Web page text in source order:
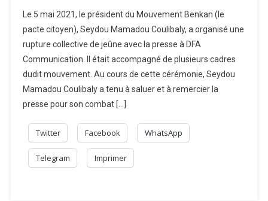
Le 5 mai 2021, le président du Mouvement Benkan (le
pacte citoyen), Seydou Mamadou Coulibaly, a organisé une
rupture collective de jeûne avec la presse à DFA
Communication. Il était accompagné de plusieurs cadres
dudit mouvement. Au cours de cette cérémonie, Seydou
Mamadou Coulibaly a tenu à saluer et à remercier la
presse pour son combat […]
Twitter Facebook WhatsApp
Telegram Imprimer